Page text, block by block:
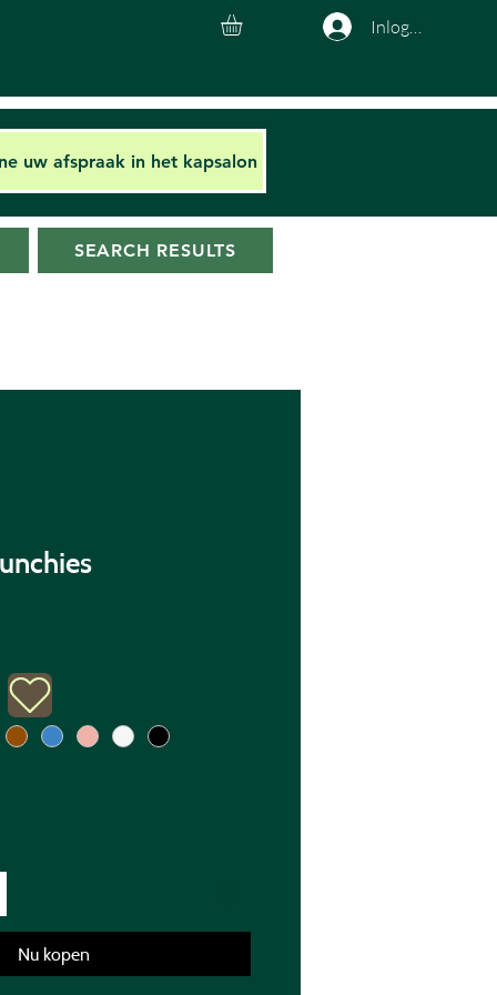
Inloggen
uw afspraak in het kapsalon
SEARCH RESULTS
Nu kopen